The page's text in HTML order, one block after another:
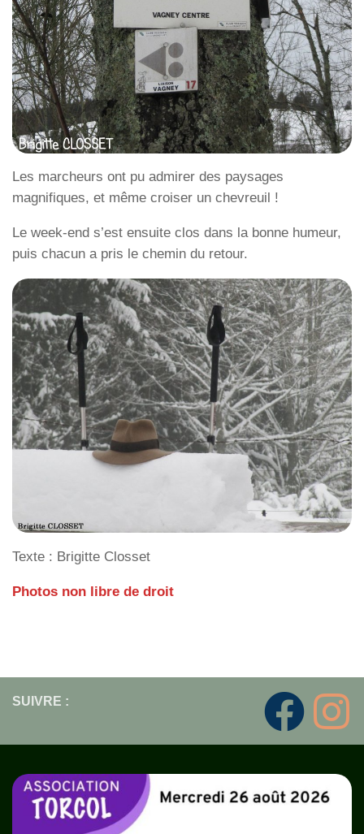
Les marcheurs ont pu admirer des paysages
magnifiques, et même croiser un chevreuil !
Le week-end s’est ensuite clos dans la bonne humeur,
puis chacun a pris le chemin du retour.
Texte : Brigitte Closset
Photos non libre de droit
SUIVRE :